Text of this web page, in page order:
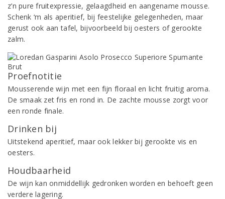
z’n pure fruitexpressie, gelaagdheid en aangename mousse.
Schenk ‘m als aperitief, bij feestelijke gelegenheden, maar
gerust ook aan tafel, bijvoorbeeld bij oesters of gerookte
zalm.
Proefnotitie
Mousserende wijn met een fijn floraal en licht fruitig aroma.
De smaak zet fris en rond in. De zachte mousse zorgt voor
een ronde finale.
Drinken bij
Uitstekend aperitief, maar ook lekker bij gerookte vis en
oesters.
Houdbaarheid
De wijn kan onmiddellijk gedronken worden en behoeft geen
verdere lagering.